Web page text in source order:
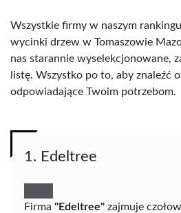
Wszystkie firmy w naszym
wycinki drzew w Tomaszowie
nas starannie wyselekcjonowane,
listę. Wszystko po to, aby znaleźć
odpowiadające Twoim potrzebom.
1. Edeltree
Firma "Edeltree" zajmuje